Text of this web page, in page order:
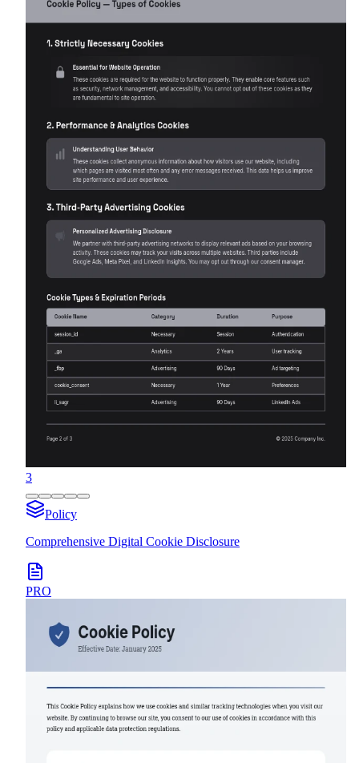
3
Policy
Comprehensive Digital Cookie Disclosure
PRO